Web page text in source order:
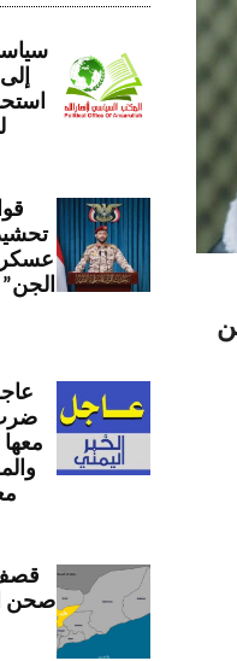
صحن